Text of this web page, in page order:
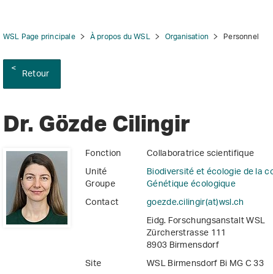
WSL Page principale À propos du WSL Organisation Personnel
Retour
Dr. Gözde Cilingir
Fonction
Collaboratrice scientifique
Unité
Biodiversité et écologie de la
Groupe
Génétique écologique
Contact
goezde.cilingir(at)wsl.ch
Eidg. Forschungsanstalt WSL
Zürcherstrasse 111
8903 Birmensdorf
Site
WSL Birmensdorf Bi MG C 33